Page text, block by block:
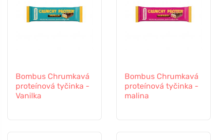
Bombus Chrumkavá
proteínová tyčinka -
Vanilka
Bombus Chrumkavá
proteínová tyčinka -
malina